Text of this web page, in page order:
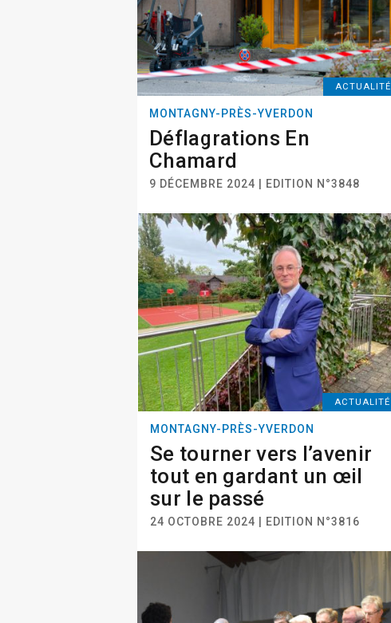
ACTUALITÉ
MONTAGNY-PRÈS-YVERDON
Déflagrations En
Chamard
9 DÉCEMBRE 2024 | EDITION N°3848
ACTUALITÉ
MONTAGNY-PRÈS-YVERDON
Se tourner vers l’avenir
tout en gardant un œil
sur le passé
24 OCTOBRE 2024 | EDITION N°3816